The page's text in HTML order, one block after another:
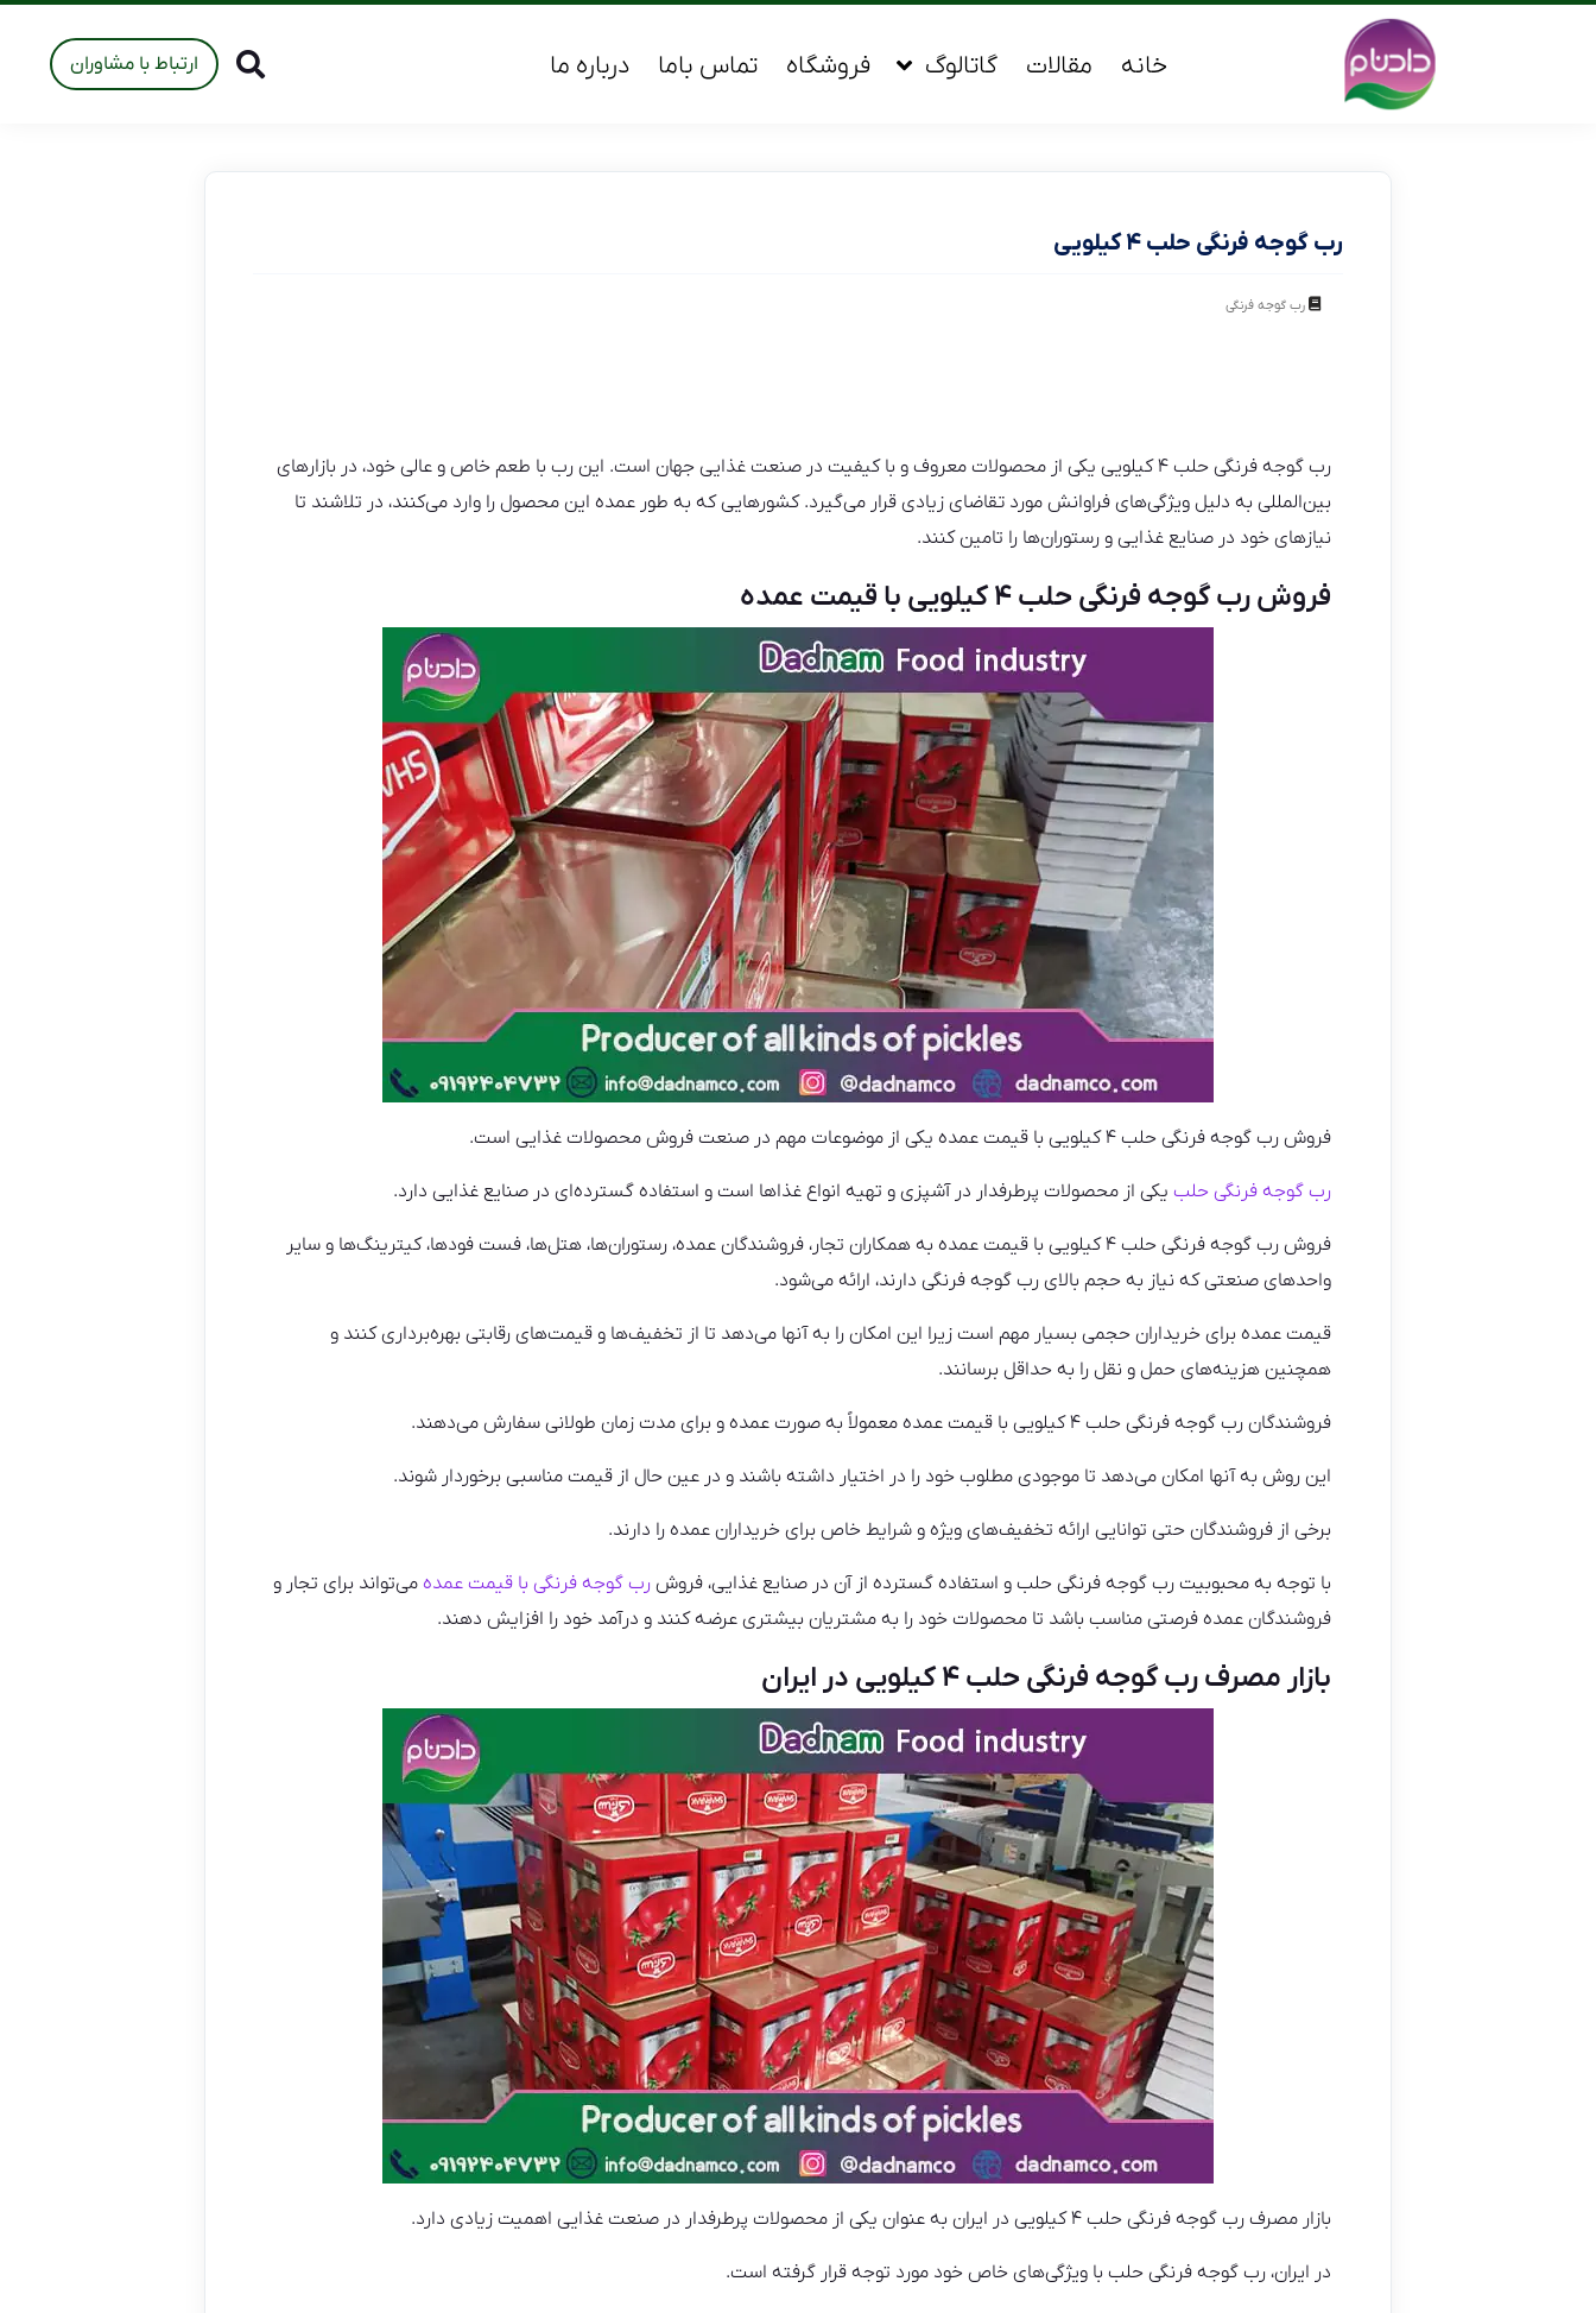
خانه مقالات گاتالوگ فروشگاه تماس باما درباره ما ارتباط با مشاوران
رب گوجه فرنگی حلب ۴ کیلویی
رب گوجه فرنگی
رب گوجه فرنگی حلب ۴ کیلویی یکی از محصولات معروف و با کیفیت در صنعت غذایی جهان است. این رب با طعم خاص و عالی خود، در بازارهای
بین‌المللی به دلیل ویژگی‌های فراوانش مورد تقاضای زیادی قرار می‌گیرد. کشورهایی که به طور عمده این محصول را وارد می‌کنند، در تلاشند تا
نیازهای خود در صنایع غذایی و رستوران‌ها را تامین کنند.
فروش رب گوجه فرنگی حلب ۴ کیلویی با قیمت عمده
فروش رب گوجه فرنگی حلب ۴ کیلویی با قیمت عمده یکی از موضوعات مهم در صنعت فروش محصولات غذایی است.
رب گوجه فرنگی حلب یکی از محصولات پرطرفدار در آشپزی و تهیه انواع غذاها است و استفاده گسترده‌ای در صنایع غذایی دارد.
فروش رب گوجه فرنگی حلب ۴ کیلویی با قیمت عمده به همکاران تجار، فروشندگان عمده، رستوران‌ها، هتل‌ها، فست فودها، کیترینگ‌ها و سایر
واحدهای صنعتی که نیاز به حجم بالای رب گوجه فرنگی دارند، ارائه می‌شود.
قیمت عمده برای خریداران حجمی بسیار مهم است زیرا این امکان را به آنها می‌دهد تا از تخفیف‌ها و قیمت‌های رقابتی بهره‌برداری کنند و
همچنین هزینه‌های حمل و نقل را به حداقل برسانند.
فروشندگان رب گوجه فرنگی حلب ۴ کیلویی با قیمت عمده معمولاً به صورت عمده و برای مدت زمان طولانی سفارش می‌دهند.
این روش به آنها امکان می‌دهد تا موجودی مطلوب خود را در اختیار داشته باشند و در عین حال از قیمت مناسبی برخوردار شوند.
برخی از فروشندگان حتی توانایی ارائه تخفیف‌های ویژه و شرایط خاص برای خریداران عمده را دارند.
با توجه به محبوبیت رب گوجه فرنگی حلب و استفاده گسترده از آن در صنایع غذایی، فروش رب گوجه فرنگی با قیمت عمده می‌تواند برای تجار و
فروشندگان عمده فرصتی مناسب باشد تا محصولات خود را به مشتریان بیشتری عرضه کنند و درآمد خود را افزایش دهند.
بازار مصرف رب گوجه فرنگی حلب ۴ کیلویی در ایران
بازار مصرف رب گوجه فرنگی حلب ۴ کیلویی در ایران به عنوان یکی از محصولات پرطرفدار در صنعت غذایی اهمیت زیادی دارد.
در ایران، رب گوجه فرنگی حلب با ویژگی‌های خاص خود مورد توجه قرار گرفته است.